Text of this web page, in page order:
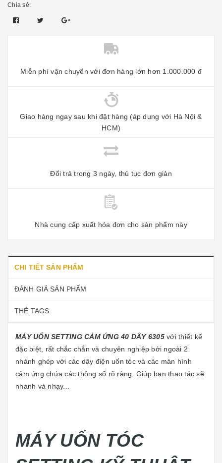
Chia sẻ:
Miễn phí vận chuyển với đơn hàng lớn hơn 1.000.000 đ
Giao hàng ngay sau khi đặt hàng (áp dụng với Hà Nội &
HCM)
Đổi trả trong 3 ngày, thủ tục đơn giản
Nhà cung cấp xuất hóa đơn cho sản phẩm này
CHI TIẾT SẢN PHẨM
ĐÁNH GIÁ SẢN PHẨM
THẺ TAGS
MÁY UỐN SETTING CẢM ỨNG 40 DÂY 6305với thiết kế
đặc biệt, rất chắc chắn và chuyên nghiệp bởi ngoài 2
nhánh ghép với các dây điện uốn tóc và các màn hình
cảm ứng chứa các thông số rõ ràng. Giúp bạn thao tác sẽ
nhanh và nhạy...
MÁY UỐN TÓC